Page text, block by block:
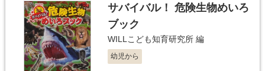
サバイバル！ 危険生物めいろ
ブック
WILLこども知育研究所 編
幼児から